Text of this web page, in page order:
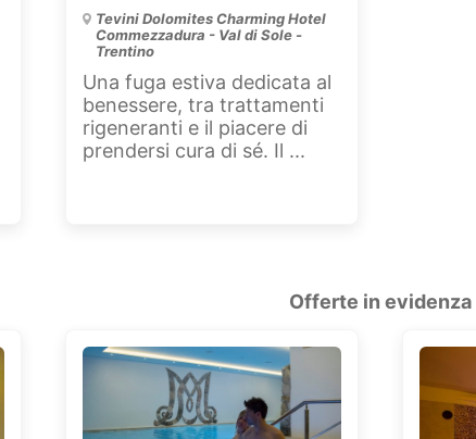
Tevini Dolomites Charming Hotel
Commezzadura - Val di Sole -
Trentino
Una fuga estiva dedicata al
benessere, tra trattamenti
rigeneranti e il piacere di
prendersi cura di sé. Il ...
Offerte in evidenza